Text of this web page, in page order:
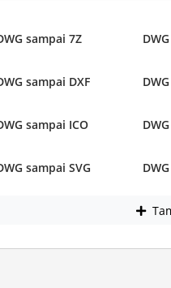
sampai 7Z
sampai DXF
sampai ICO
sampai SVG